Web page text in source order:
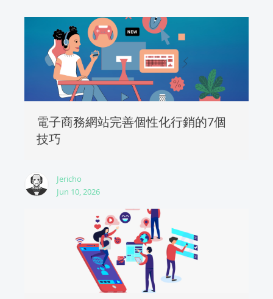
電子商務網站完善個性化行銷的7個
技巧
Jericho
Jun 10, 2026